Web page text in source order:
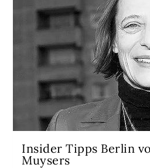
Insider Tipps Berlin
Muysers